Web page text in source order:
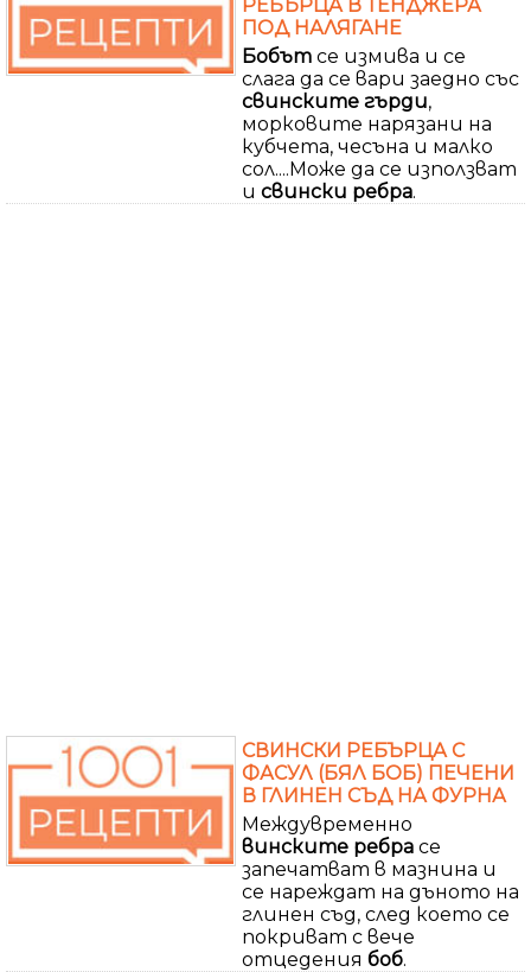
РЕБЪРЦА В ТЕНДЖЕРА
ПОД НАЛЯГАНЕ
Бобът се измива и се
слага да се вари заедно със
свинските гърди,
морковите нарязани на
кубчета, чесъна и малко
сол....Може да се използват
и свински ребра.
СВИНСКИ РЕБЪРЦА С
ФАСУЛ (БЯЛ БОБ) ПЕЧЕНИ
В ГЛИНЕН СЪД НА ФУРНА
Междувременно
винските ребра се
запечатват в мазнина и
се нареждат на дъното на
глинен съд, след което се
покриват с вече
отцедения боб.